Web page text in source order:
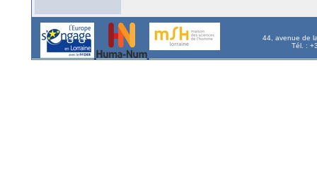
44, avenue de
Tél. :